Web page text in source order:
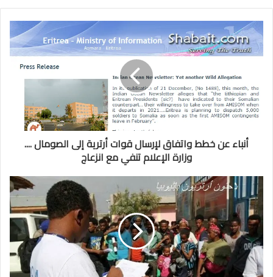
أنباء عن خطط واتفاق لإرسال قوات أرترية إلى الصومال ....
وزارة الإعلام تنفي مع انزعاج